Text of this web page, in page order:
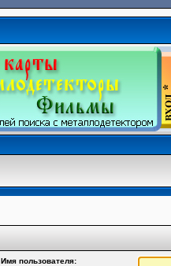
Имя пользователя: